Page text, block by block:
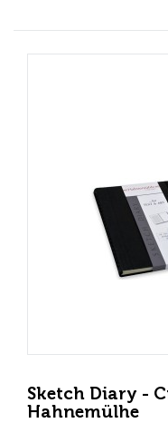
Sketch Diary -
Hahnemülhe